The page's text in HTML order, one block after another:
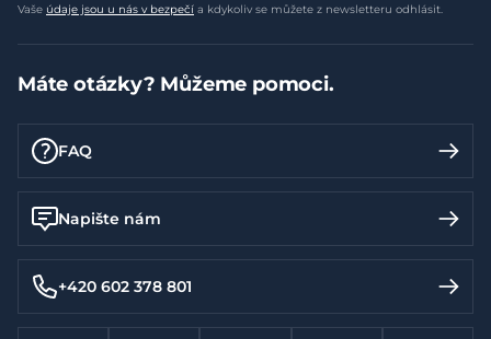
Vaše údaje jsou u nás v bezpečí a kdykoliv se můžete z newsletteru odhlásit.
Máte otázky? Můžeme pomoci.
FAQ
Napište nám
+420 602 378 801